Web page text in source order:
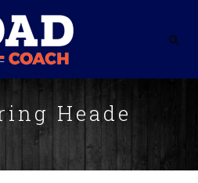
Heade